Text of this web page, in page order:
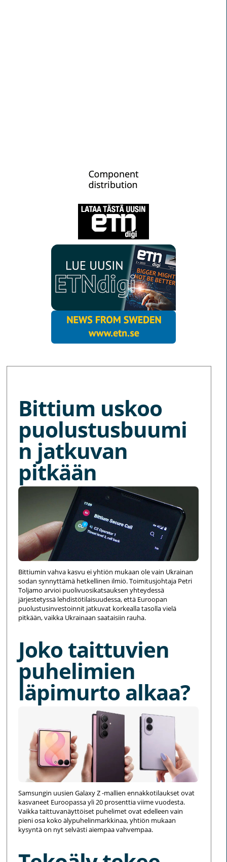
Bittium uskoo
puolustusbuumi
n jatkuvan
pitkään
Bittiumin vahva kasvu ei yhtiön mukaan ole vain Ukrainan
sodan synnyttämä hetkellinen ilmiö. Toimitusjohtaja Petri
Toljamo arvioi puolivuosikatsauksen yhteydessä
järjestetyssä lehdistötilaisuudessa, että Euroopan
puolustusinvestoinnit jatkuvat korkealla tasolla vielä
pitkään, vaikka Ukrainaan saataisiin rauha.
Joko taittuvien
puhelimien
läpimurto alkaa?
Samsungin uusien Galaxy Z -mallien ennakkotilaukset ovat
kasvaneet Euroopassa yli 20 prosenttia viime vuodesta.
Vaikka taittuvanäyttöiset puhelimet ovat edelleen vain
pieni osa koko älypuhelinmarkkinaa, yhtiön mukaan
kysyntä on nyt selvästi aiempaa vahvempaa.